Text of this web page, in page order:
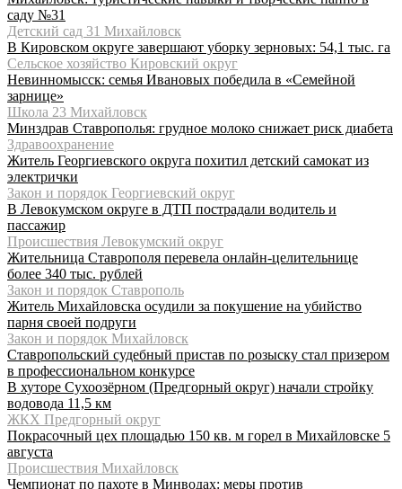
саду №31
Детский сад 31 Михайловск
В Кировском округе завершают уборку зерновых: 54,1 тыс. га
Сельское хозяйство Кировский округ
Невинномысск: семья Ивановых победила в «Семейной
зарнице»
Школа 23 Михайловск
Минздрав Ставрополья: грудное молоко снижает риск диабета
Здравоохранение
Житель Георгиевского округа похитил детский самокат из
электрички
Закон и порядок Георгиевский округ
В Левокумском округе в ДТП пострадали водитель и
пассажир
Происшествия Левокумский округ
Жительница Ставрополя перевела онлайн-целительнице
более 340 тыс. рублей
Закон и порядок Ставрополь
Житель Михайловска осудили за покушение на убийство
парня своей подруги
Закон и порядок Михайловск
Ставропольский судебный пристав по розыску стал призером
в профессиональном конкурсе
В хуторе Сухоозёрном (Предгорный округ) начали стройку
водовода 11,5 км
ЖКХ Предгорный округ
Покрасочный цех площадью 150 кв. м горел в Михайловске 5
августа
Происшествия Михайловск
Чемпионат по пахоте в Минводах: меры против